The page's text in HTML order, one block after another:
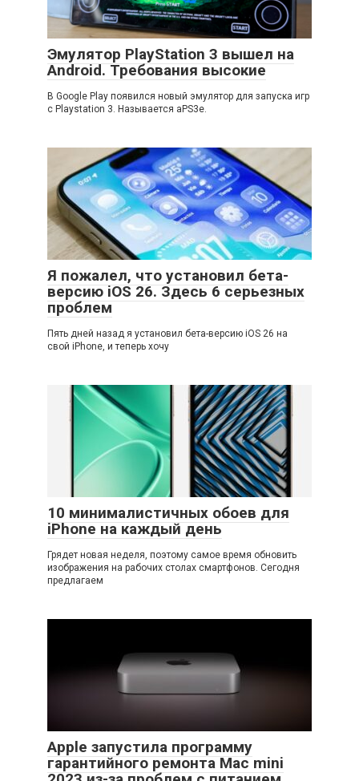
Эмулятор PlayStation 3 вышел на
Android. Требования высокие
В Google Play появился новый эмулятор для запуска игр
с Playstation 3. Называется aPS3e.
Я пожалел, что установил бета-
версию iOS 26. Здесь 6 серьезных
проблем
Пять дней назад я установил бета-версию iOS 26 на
свой iPhone, и теперь хочу
10 минималистичных обоев для
iPhone на каждый день
Грядет новая неделя, поэтому самое время обновить
изображения на рабочих столах смартфонов. Сегодня
предлагаем
Apple запустила программу
гарантийного ремонта Mac mini